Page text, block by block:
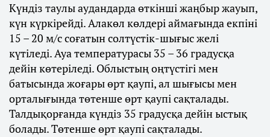
Күндіз таулы аудандарда өткінші жаңбыр жауып,
күн күркірейді. Алакөл көлдері аймағында екпіні
15 – 20 м/с соғатын солтүстік-шығыс желі
күтіледі. Ауа температурасы 35 – 36 градусқа
дейін көтеріледі. Облыстың оңтүстігі мен
батысында жоғары өрт қаупі, ал шығысы мен
орталығында төтенше өрт қаупі сақталады.
Талдықорғанда күндіз 35 градусқа дейін ыстық
болады. Төтенше өрт қаупі сақталады.